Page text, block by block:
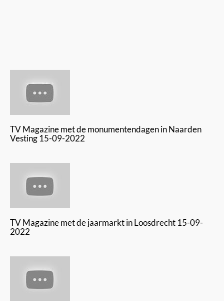
TV Magazine met de monumentendagen in Naarden
Vesting 15-09-2022
TV Magazine met de jaarmarkt in Loosdrecht 15-09-
2022